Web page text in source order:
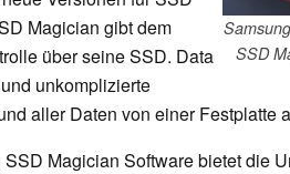
SSD
Magician gibt dem
über seine SSD. Data
unkomplizierte
aller Daten von einer Festplatte
Magician Software bietet die